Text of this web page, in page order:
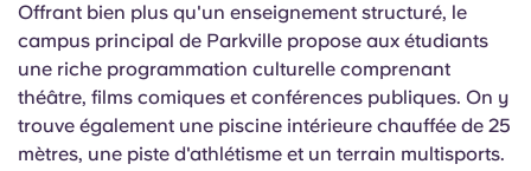
Offrant bien plus qu'un enseignement structuré, le
campus principal de Parkville propose aux étudiants
une riche programmation culturelle comprenant
théâtre, films comiques et conférences publiques. On y
trouve également une piscine intérieure chauffée de 25
mètres, une piste d'athlétisme et un terrain multisports.